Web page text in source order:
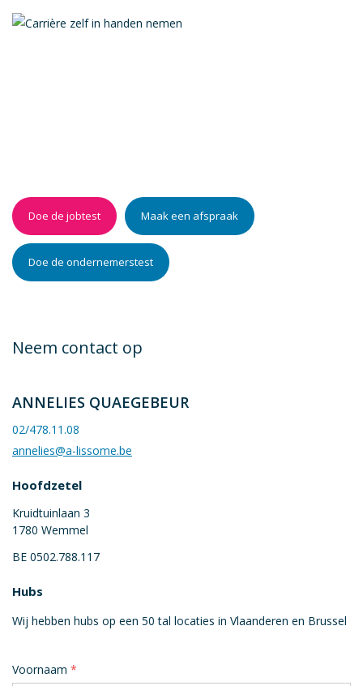
Doe de jobtest Maak een afspraak
Doe de ondernemerstest
Neem contact op
ANNELIES QUAEGEBEUR
02/478.11.08
annelies@a-lissome.be
Hoofdzetel
Kruidtuinlaan 3
1780 Wemmel
BE 0502.788.117
Hubs
Wij hebben hubs op een 50 tal locaties in Vlaanderen en Brussel
Voornaam